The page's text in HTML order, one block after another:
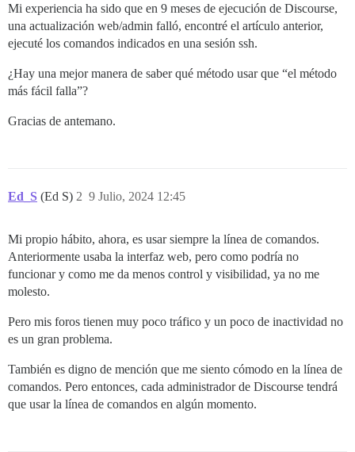
Mi experiencia ha sido que en 9 meses de ejecución de Discourse,
una actualización web/admin falló, encontré el artículo anterior,
ejecuté los comandos indicados en una sesión ssh.
¿Hay una mejor manera de saber qué método usar que “el método
más fácil falla”?
Gracias de antemano.
Ed_S (Ed S) 9 Julio, 2024 12:45
2
Mi propio hábito, ahora, es usar siempre la línea de comandos.
Anteriormente usaba la interfaz web, pero como podría no
funcionar y como me da menos control y visibilidad, ya no me
molesto.
Pero mis foros tienen muy poco tráfico y un poco de inactividad no
es un gran problema.
También es digno de mención que me siento cómodo en la línea de
comandos. Pero entonces, cada administrador de Discourse tendrá
que usar la línea de comandos en algún momento.